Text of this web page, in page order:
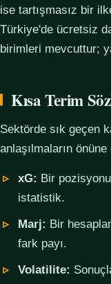
ise tartışmasız bir
Türkiye'de ücretsiz
birimleri mevcuttur;
Kısa Terim
Sektörde sık geçen
anlaşılmaların
xG: Bir
istatistik.
Marj: Bir
fark payı.
Volatilite: